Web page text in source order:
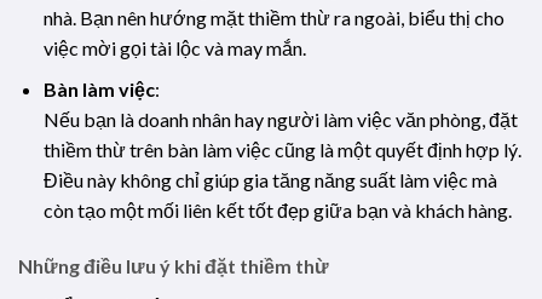
nhà. Bạn nên hướng mặt thiềm thừ ra ngoài, biểu thị cho
việc mời gọi tài lộc và may mắn.
Bàn làm việc:
Nếu bạn là doanh nhân hay người làm việc văn phòng, đặt
thiềm thừ trên bàn làm việc cũng là một quyết định hợp lý.
Điều này không chỉ giúp gia tăng năng suất làm việc mà
còn tạo một mối liên kết tốt đẹp giữa bạn và khách hàng.
Những điều lưu ý khi đặt thiềm thừ